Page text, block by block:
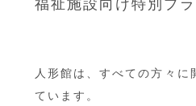
福祉施設向け特別プ
人形館は、すべての方々に
ています。